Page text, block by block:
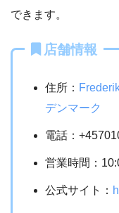
できます。
店舗情報
住所：
デンマーク
電話：
営業時間：
公式サイト：